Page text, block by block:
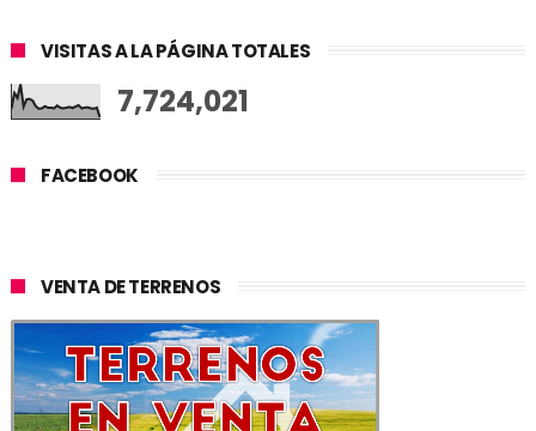
VISITAS A LA PÁGINA TOTALES
7,724,021
FACEBOOK
VENTA DE TERRENOS